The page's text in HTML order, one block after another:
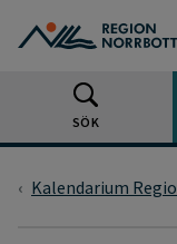
SÖK
Kalendarium